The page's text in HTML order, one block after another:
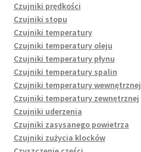
Czujniki prędkości
Czujniki stopu
Czujniki temperatury
Czujniki temperatury oleju
Czujniki temperatury płynu
Czujniki temperatury spalin
Czujniki temperatury wewnętrznej
Czujniki temperatury zewnętrznej
Czujniki uderzenia
Czujniki zasysanego powietrza
Czujniki zużycia klocków